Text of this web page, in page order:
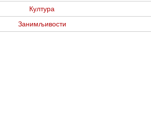
Култура
Занимљивости